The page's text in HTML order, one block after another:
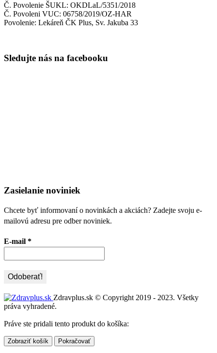
Č. Povolenie ŠUKL: OKDLaL/5351/2018
Č. Povoleni VUC: 06758/2019/OZ-HAR
Povolenie: Lekáreň ČK Plus, Sv. Jakuba 33
Sledujte nás na facebooku
Zasielanie noviniek
Chcete byť informovaní o novinkách a akciách? Zadejte svoju e-
mailovú adresu pre odber noviniek.
E-mail *
Zdravplus.sk © Copyright 2019 - 2023. Všetky
práva vyhradené.
Práve ste pridali tento produkt do košíka:
Zobraziť košík Pokračovať